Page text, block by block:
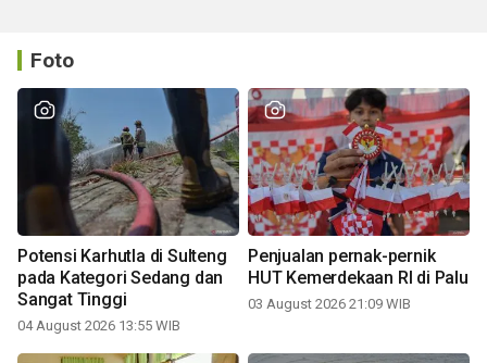
Foto
Potensi Karhutla di Sulteng
pada Kategori Sedang dan
Sangat Tinggi
04 August 2026 13:55 WIB
Penjualan pernak-pernik
HUT Kemerdekaan RI di Palu
03 August 2026 21:09 WIB